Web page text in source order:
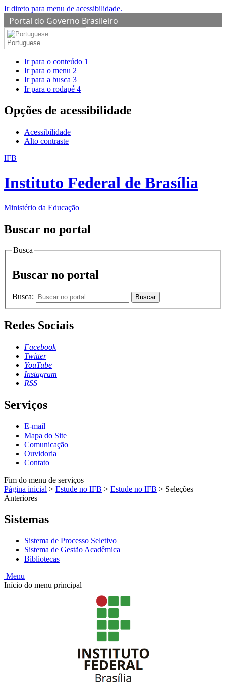
Ir direto para menu de acessibilidade.
Portal do Governo Brasileiro
Portuguese
Ir para o conteúdo 1
Ir para o menu 2
Ir para a busca 3
Ir para o rodapé 4
Opções de acessibilidade
Acessibilidade
Alto contraste
IFB
Instituto Federal de Brasília
Ministério da Educação
Buscar no portal
Busca
Buscar no portal
Busca: Buscar
Redes Sociais
Facebook
Twitter
YouTube
Instagram
RSS
Serviços
E-mail
Mapa do Site
Comunicação
Ouvidoria
Contato
Fim do menu de serviços
Página inicial > Estude no IFB > Estude no IFB > Seleções
Anteriores
Sistemas
Sistema de Processo Seletivo
Sistema de Gestão Acadêmica
Bibliotecas
Menu
Início do menu principal